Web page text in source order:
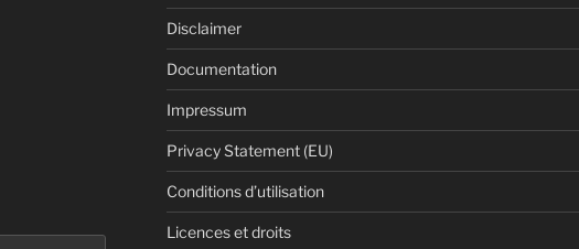
Disclaimer
Documentation
Impressum
Privacy Statement (EU)
Conditions d’utilisation
Licences et droits